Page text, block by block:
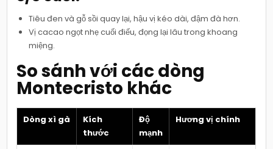
Tiêu đen và gỗ sồi quay lại, hậu vị kéo dài, đậm đà hơn.
Vị cacao ngọt nhẹ cuối điếu, đọng lại lâu trong khoang
miệng.
So sánh với các dòng
Montecristo khác
Dòng xì gà
Kích
thước
Độ
mạnh
Hương vị chính